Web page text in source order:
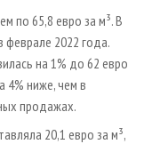
по 65,8 евро за м³. В
феврале 2022 года.
на 1% до 62 евро
4% ниже, чем в
продажах.
20,1 евро за м³,